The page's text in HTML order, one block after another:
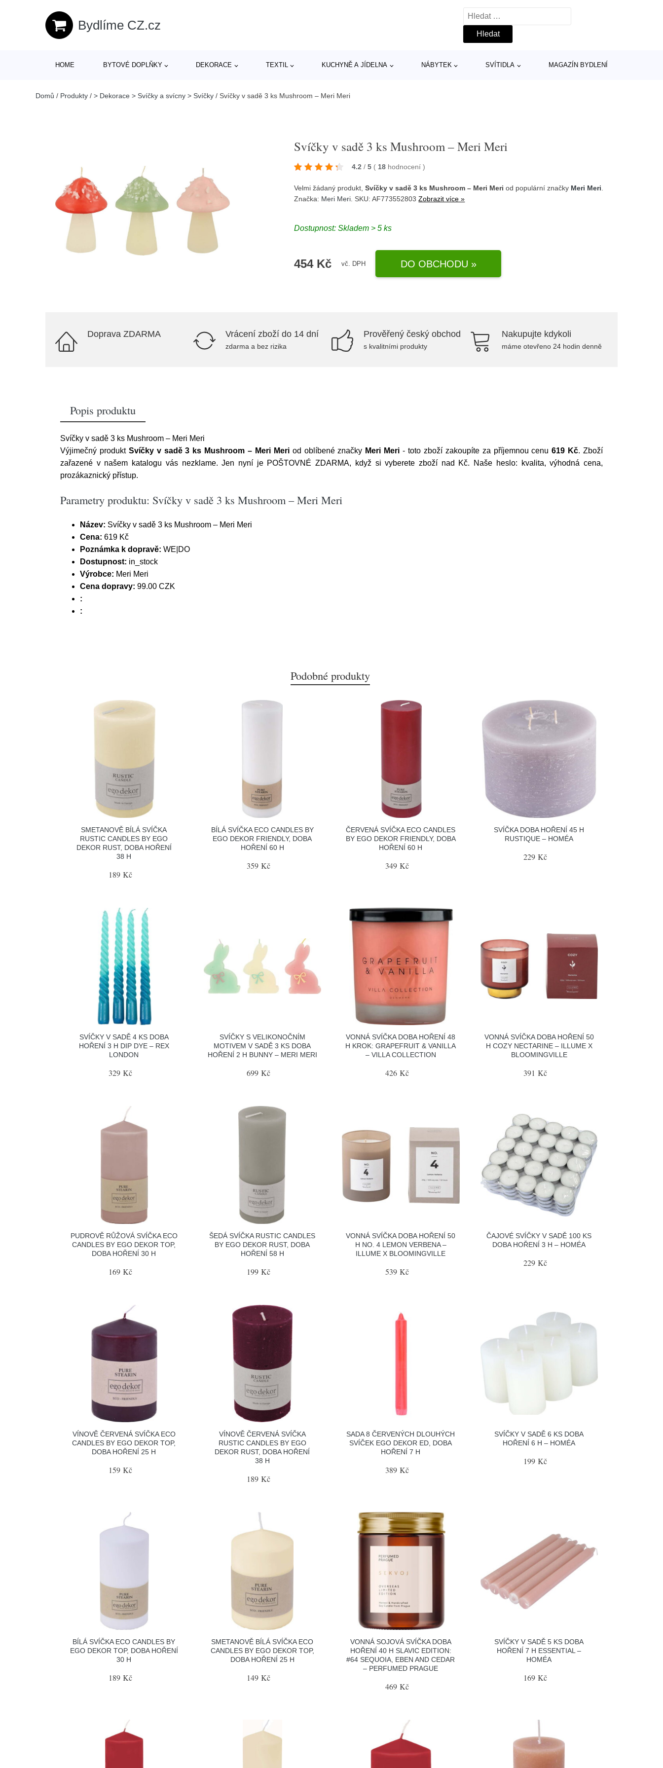
Bydlíme CZ.cz
Vyhledávání
HOME BYTOVÉ DOPLŇKY DEKORACE TEXTIL KUCHYNĚ A JÍDELNA NÁBYTEK SVÍTIDLA MAGAZÍN BYDLENÍ
Domů / Produkty / > Dekorace > Svíčky a svícny > Svíčky / Svíčky v sadě 3 ks Mushroom – Meri Meri
Svíčky v sadě 3 ks Mushroom – Meri Meri
4.2 / 5 ( 18 hodnocení)
Velmi žádaný produkt,Svíčky v sadě 3 ks Mushroom – Meri Meri od populární značky Meri Meri
Značka: Meri Meri . SKU: AF773552803Zobrazit více »
Dostupnost:Skladem > 5 ks
454 Kč vč. DPH DO OBCHODU »
Doprava ZDARMA Vrácení zboží do 14 dní
zdarma a bez rizika
Prověřený český obchod
s kvalitními produkty
Nakupujte kdykoli
máme otevřeno 24 hodin denně
Popis produktu
Svíčky v sadě 3 ks Mushroom – Meri Meri
Výjimečný produkt Svíčky v sadě 3 ks Mushroom – Meri Meriod oblíbené značky Meri Meri - toto zboží zakoupíte za příjemnou cenu619 Kč. Zboží
zařazené v našem katalogu vás nezklame. Jen nyní je POŠTOVNÉ ZDARMA, když si vyberete zboží nad Kč. Naše heslo: kvalita, výhodná cena,
prozákaznický přístup.
Parametry produktu: Svíčky v sadě 3 ks Mushroom – Meri Meri
Název: Svíčky v sadě 3 ks Mushroom – Meri Meri
Cena: 619 Kč
Poznámka k dopravě: WE|DO
Dostupnost: in_stock
Výrobce: Meri Meri
Cena dopravy: 99.00 CZK
:
:
Podobné produkty
SMETANOVĚ BÍLÁ SVÍČKA
RUSTIC CANDLES BY EGO
DEKOR RUST, DOBA HOŘENÍ
38 H
189 Kč
BÍLÁ SVÍČKA ECO CANDLES BY
EGO DEKOR FRIENDLY, DOBA
HOŘENÍ 60 H
359 Kč
ČERVENÁ SVÍČKA ECO CANDLES
BY EGO DEKOR FRIENDLY, DOBA
HOŘENÍ 60 H
349 Kč
SVÍČKA DOBA HOŘENÍ 45 H
RUSTIQUE – HOMÉA
229 Kč
SVÍČKY V SADĚ 4 KS DOBA
HOŘENÍ 3 H DIP DYE – REX
LONDON
329 Kč
SVÍČKY S VELIKONOČNÍM
MOTIVEM V SADĚ 3 KS DOBA
HOŘENÍ 2 H BUNNY – MERI MERI
699 Kč
VONNÁ SVÍČKA DOBA HOŘENÍ 48
H KROK: GRAPEFRUIT & VANILLA
– VILLA COLLECTION
426 Kč
VONNÁ SVÍČKA DOBA HOŘENÍ 50
H COZY NECTARINE – ILLUME X
BLOOMINGVILLE
391 Kč
PUDROVĚ RŮŽOVÁ SVÍČKA ECO
CANDLES BY EGO DEKOR TOP,
DOBA HOŘENÍ 30 H
169 Kč
ŠEDÁ SVÍČKA RUSTIC CANDLES
BY EGO DEKOR RUST, DOBA
HOŘENÍ 58 H
199 Kč
VONNÁ SVÍČKA DOBA HOŘENÍ 50
H NO. 4 LEMON VERBENA –
ILLUME X BLOOMINGVILLE
539 Kč
ČAJOVÉ SVÍČKY V SADĚ 100 KS
DOBA HOŘENÍ 3 H – HOMÉA
229 Kč
VÍNOVĚ ČERVENÁ SVÍČKA ECO
CANDLES BY EGO DEKOR TOP,
DOBA HOŘENÍ 25 H
159 Kč
VÍNOVĚ ČERVENÁ SVÍČKA
RUSTIC CANDLES BY EGO
DEKOR RUST, DOBA HOŘENÍ
38 H
189 Kč
SADA 8 ČERVENÝCH DLOUHÝCH
SVÍČEK EGO DEKOR ED, DOBA
HOŘENÍ 7 H
389 Kč
SVÍČKY V SADĚ 6 KS DOBA
HOŘENÍ 6 H – HOMÉA
199 Kč
BÍLÁ SVÍČKA ECO CANDLES BY
EGO DEKOR TOP, DOBA HOŘENÍ
30 H
189 Kč
SMETANOVĚ BÍLÁ SVÍČKA ECO
CANDLES BY EGO DEKOR TOP,
DOBA HOŘENÍ 25 H
149 Kč
VONNÁ SOJOVÁ SVÍČKA DOBA
HOŘENÍ 40 H SLAVIC EDITION:
#64 SEQUOIA, EBEN AND CEDAR
– PERFUMED PRAGUE
469 Kč
SVÍČKY V SADĚ 5 KS DOBA
HOŘENÍ 7 H ESSENTIAL –
HOMÉA
169 Kč